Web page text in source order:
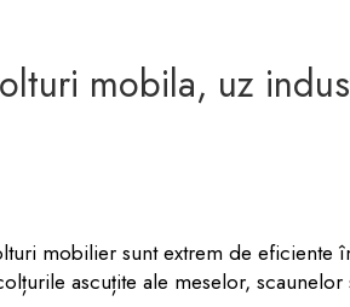
mobila, uz
mobilier sunt extrem de eficiente
ascuțite ale meselor,